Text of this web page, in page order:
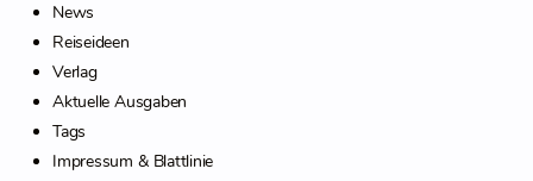
News
Reiseideen
Verlag
Aktuelle Ausgaben
Tags
Impressum & Blattlinie